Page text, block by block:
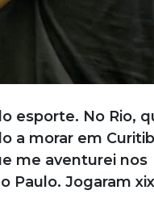
esporte. No Rio,
a morar em
me aventurei nos
Paulo. Jogaram